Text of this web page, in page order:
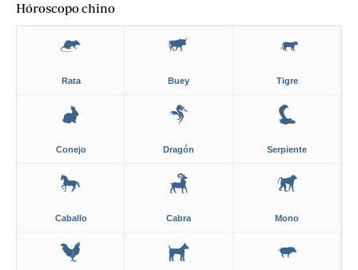
Hóroscopo chino
Rata Buey Tigre
Conejo Dragón Serpiente
Caballo Cabra Mono